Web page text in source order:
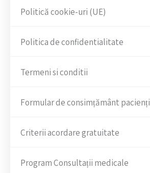
Politică cookie-uri (UE)
Politica de confidentialitate
Termeni si conditii
Formular de consimțământ pacienți
Criterii acordare gratuitate
Program Consultații medicale